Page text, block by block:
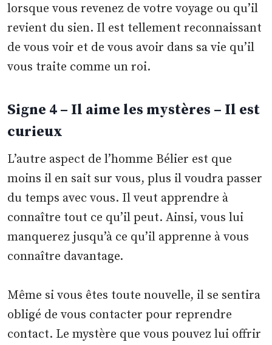
lorsque vous revenez de votre voyage ou qu’il
revient du sien. Il est tellement reconnaissant
de vous voir et de vous avoir dans sa vie qu’il
vous traite comme un roi.
Signe 4 – Il aime les mystères – Il est
curieux
L’autre aspect de l’homme Bélier est que
moins il en sait sur vous, plus il voudra passer
du temps avec vous. Il veut apprendre à
connaître tout ce qu’il peut. Ainsi, vous lui
manquerez jusqu’à ce qu’il apprenne à vous
connaître davantage.
Même si vous êtes toute nouvelle, il se sentira
obligé de vous contacter pour reprendre
contact. Le mystère que vous pouvez lui offrir